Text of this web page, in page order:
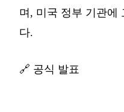
며, 미국 정부 기관에
다.
🔗 공식 발표